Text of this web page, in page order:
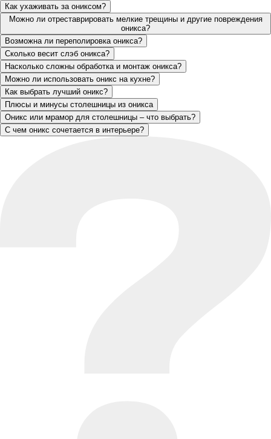
Как ухаживать за ониксом?
Можно ли отреставрировать мелкие трещины и другие повреждения
оникса?
Возможна ли переполировка оникса?
Сколько весит слэб оникса?
Насколько сложны обработка и монтаж оникса?
Можно ли использовать оникс на кухне?
Как выбрать лучший оникс?
Плюсы и минусы столешницы из оникса
Оникс или мрамор для столешницы – что выбрать?
С чем оникс сочетается в интерьере?